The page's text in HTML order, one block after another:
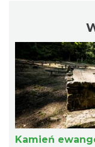
Kamień